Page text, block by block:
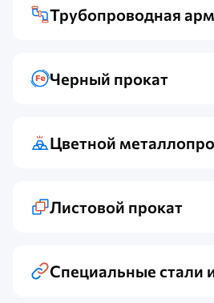
Трубопроводная
Черный прокат
Цветной
Листовой прокат
Специальные стали